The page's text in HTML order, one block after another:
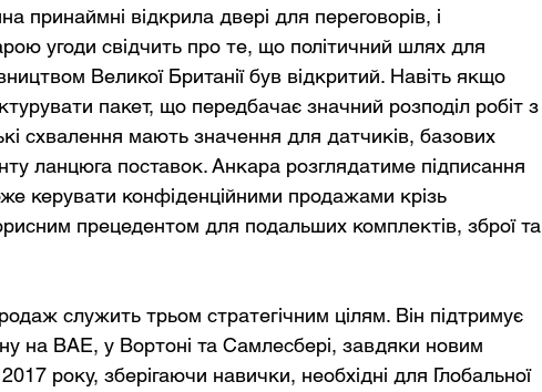
принаймні відкрила двері для переговорів, і
угоди свідчить про те, що політичний шлях для
Великої Британії був відкритий. Навіть якщо
пакет, що передбачає значний розподіл робіт з
схвалення мають значення для датчиків, базових
ланцюга поставок. Анкара розглядатиме підписання
керувати конфіденційними продажами крізь
прецедентом для подальших комплектів, зброї та
служить трьом стратегічним цілям. Він підтримує
на BAE, у Вортоні та Самлесбері, завдяки новим
року, зберігаючи навички, необхідні для Глобальної